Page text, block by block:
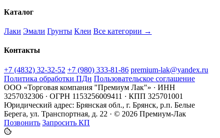
Каталог
Лаки Эмали Грунты Клеи Все категории →
Контакты
+7 (4832) 32-32-52 +7 (980) 333-81-86 premium-lak@yandex.ru
Политика обработки ПДн Пользовательское соглашение
ООО «Торговая компания "Премиум Лак"» · ИНН
3257032306 · ОГРН 1153256009411 · КПП 325701001
Юридический адрес: Брянская обл., г. Брянск, р.п. Белые
Берега, ул. Транспортная, д. 22 · © 2026 Премиум-Лак
Позвонить Запросить КП